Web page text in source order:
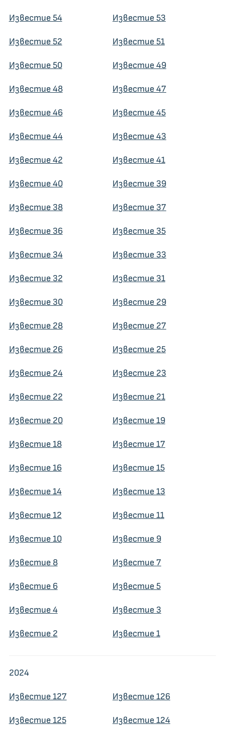
Известие 54 Известие 53
Известие 52 Известие 51
Известие 50 Известие 49
Известие 48 Известие 47
Известие 46 Известие 45
Известие 44 Известие 43
Известие 42 Известие 41
Известие 40 Известие 39
Известие 38 Известие 37
Известие 36 Известие 35
Известие 34 Известие 33
Известие 32 Известие 31
Известие 30 Известие 29
Известие 28 Известие 27
Известие 26 Известие 25
Известие 24 Известие 23
Известие 22 Известие 21
Известие 20 Известие 19
Известие 18 Известие 17
Известие 16 Известие 15
Известие 14 Известие 13
Известие 12 Известие 11
Известие 10 Известие 9
Известие 8 Известие 7
Известие 6 Известие 5
Известие 4 Известие 3
Известие 2 Известие 1
2024
Известие 127 Известие 126
Известие 125 Известие 124